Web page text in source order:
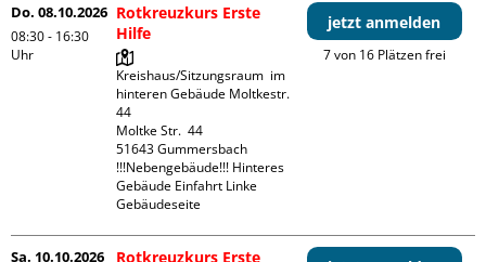
Do. 08.10.2026
08:30 - 16:30
Uhr
Rotkreuzkurs Erste
Hilfe
Kreishaus/Sitzungsraum  im
hinteren Gebäude Moltkestr.
44
Moltke Str.  44
51643 Gummersbach
!!!Nebengebäude!!! Hinteres
Gebäude Einfahrt Linke
Gebäudeseite
jetzt anmelden
7 von 16 Plätzen frei
Sa. 10.10.2026
Rotkreuzkurs Erste